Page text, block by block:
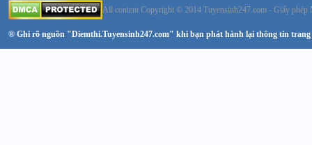
All content Copyright © 2014 Tuyensinh247.com - Giấy
® Ghi rõ nguồn "Diemthi.Tuyensinh247.com" khi bạn phát hành lại thông tin trang